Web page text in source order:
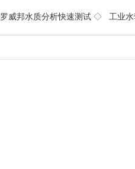
罗威邦水质分析快速测试 ◇ 工业